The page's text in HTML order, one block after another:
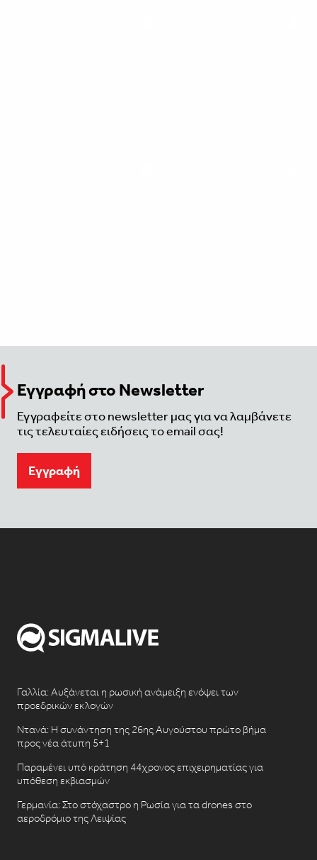
Εγγραφή στο Newsletter
Εγγραφείτε στο newsletter μας για να λαμβάνετε
τις τελευταίες ειδήσεις το email σας!
Eγγραφή
Γαλλία: Αυξάνεται η ρωσική ανάμειξη ενόψει των
προεδρικών εκλογών
Ντανά: Η συνάντηση της 26ης Αυγούστου πρώτο βήμα
προς νέα άτυπη 5+1
Παραμένει υπό κράτηση 44χρονος επιχειρηματίας για
υπόθεση εκβιασμών
Γερμανία: Στο στόχαστρο η Ρωσία για τα drones στο
αεροδρόμιο της Λειψίας